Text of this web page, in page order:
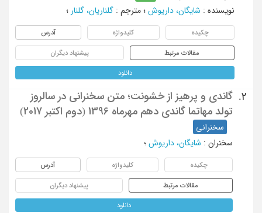
نویسنده : شایگان، داریوش ؛ مترجم : گلناریان، گلنار ؛
چکیده کلیدواژه آدرس
مقالات مرتبط پیشنهاد دیگران
دانلود
2.
گاندی و پرهیز از خشونت؛ متن سخنرانی در سالروز
تولد مهاتما گاندی دهم مهرماه 1396 (دوم اکتبر 2017)
سخنرانی
سخنران : شایگان، داریوش ؛
چکیده کلیدواژه آدرس
مقالات مرتبط پیشنهاد دیگران
دانلود